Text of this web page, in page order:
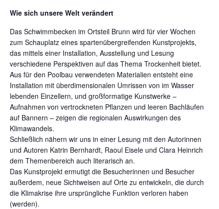
Wie sich unsere Welt verändert
Das Schwimmbecken im Ortsteil Brunn wird für vier Wochen
zum Schauplatz eines spartenübergreifenden Kunstprojekts,
das mittels einer Installation, Ausstellung und Lesung
verschiedene Perspektiven auf das Thema Trockenheit bietet.
Aus für den Poolbau verwendeten Materialien entsteht eine
Installation mit überdimensionalen Umrissen von im Wasser
lebenden Einzellern, und großformatige Kunstwerke –
Aufnahmen von vertrockneten Pflanzen und leeren Bachläufen
auf Bannern – zeigen die regionalen Auswirkungen des
Klimawandels.
Schließlich nähern wir uns in einer Lesung mit den Autorinnen
und Autoren Katrin Bernhardt, Raoul Eisele und Clara Heinrich
dem Themenbereich auch literarisch an.
Das Kunstprojekt ermutigt die Besucherinnen und Besucher
außerdem, neue Sichtweisen auf Orte zu entwickeln, die durch
die Klimakrise ihre ursprüngliche Funktion verloren haben
(werden).